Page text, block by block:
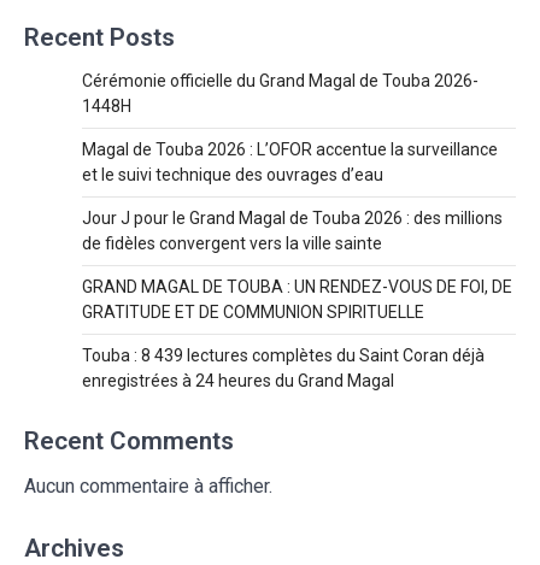
Recent Posts
Cérémonie officielle du Grand Magal de Touba 2026-
1448H
Magal de Touba 2026 : L’OFOR accentue la surveillance
et le suivi technique des ouvrages d’eau
Jour J pour le Grand Magal de Touba 2026 : des millions
de fidèles convergent vers la ville sainte
GRAND MAGAL DE TOUBA : UN RENDEZ-VOUS DE FOI, DE
GRATITUDE ET DE COMMUNION SPIRITUELLE
Touba : 8 439 lectures complètes du Saint Coran déjà
enregistrées à 24 heures du Grand Magal
Recent Comments
Aucun commentaire à afficher.
Archives